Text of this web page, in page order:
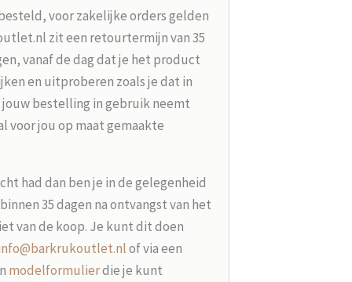
voor zakelijke orders gelden
zit een retourtermijn van 35
vanaf de dag dat je het product
en uitproberen zoals je dat in
jouw bestelling in gebruik neemt
voor jou op maat gemaakte
had dan ben je in de gelegenheid
35 dagen na ontvangst van het
van de koop. Je kunt dit doen
of via een
modelformulierdie je kunt